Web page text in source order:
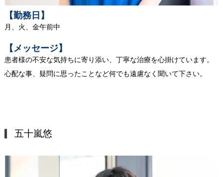
【勤務日】
月、火、金午前中
【メッセージ】
患者様の不安な気持ちに寄り添い、丁寧な治療を心掛けています。
心配な事、疑問に思ったことなど何でも遠慮なく聞いて下さい。
五十嵐悠